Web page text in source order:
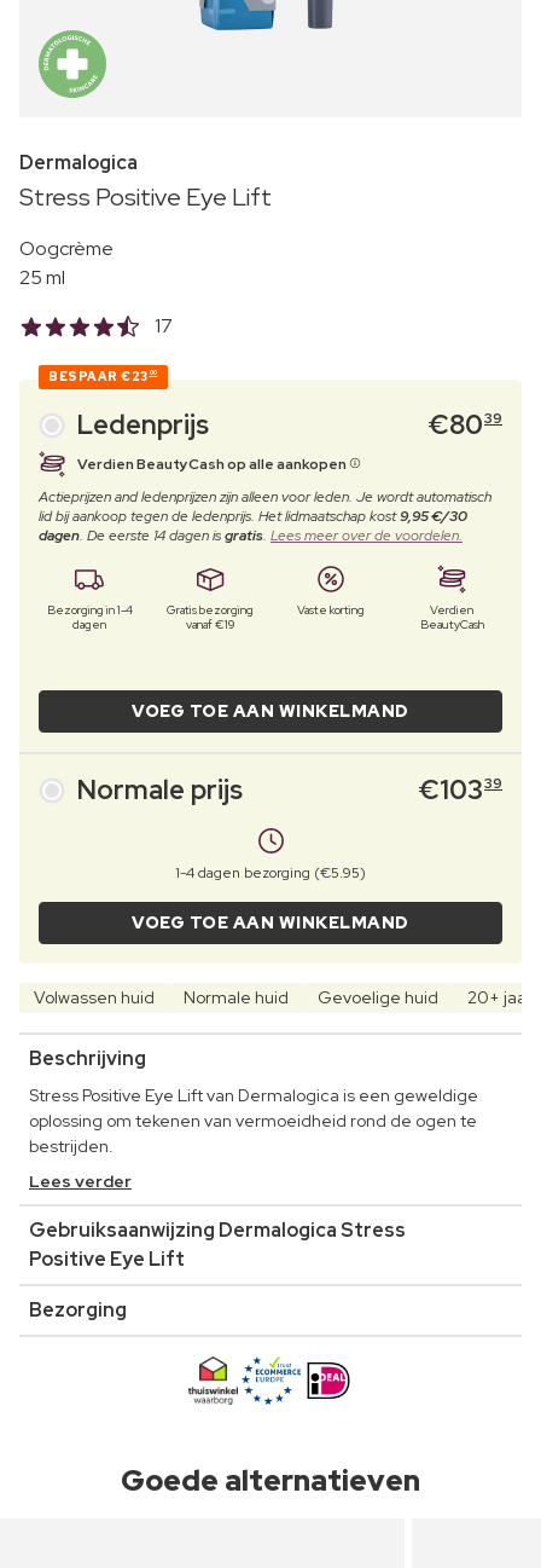
Dermalogica
Stress Positive Eye Lift
Oogcrème
25 ml
17
BESPAAR €23 00
Ledenprijs €8039
Verdien BeautyCash op alle aankopen
Actieprijzen and ledenprijzen zijn alleen voor leden. Je wordt automatisch
lid bij aankoop tegen de ledenprijs. Het lidmaatschap kost9,95 €/30
dagen. De eerste 14 dagen isgratis. Lees meer over de voordelen.
Bezorging in 1-4
dagen
Gratis bezorging
vanaf €19
Vaste korting
Verdien
BeautyCash
VOEG TOE AAN WINKELMAND
Normale prijs €10339
1-4 dagen bezorging (€5.95)
VOEG TOE AAN WINKELMAND
Volwassen huid Normale huid Gevoelige huid 20+ jaar
Beschrijving
Stress Positive Eye Lift van Dermalogica is een geweldige
oplossing om tekenen van vermoeidheid rond de ogen te
bestrijden.
Lees verder
Gebruiksaanwijzing Dermalogica Stress
Positive Eye Lift
Bezorging
Goede alternatieven